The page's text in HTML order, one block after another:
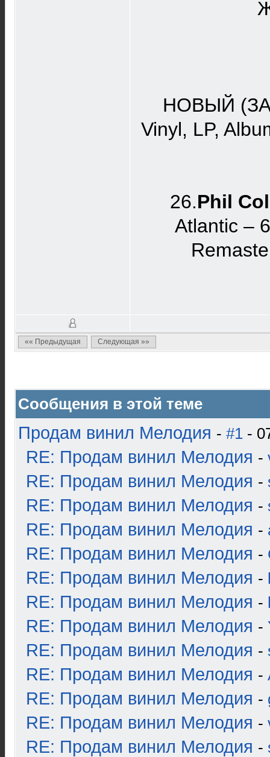
НОВЫЙ
Vinyl, LP,
26.Phil
Atlantic ‎–
«« Предыдущая Следующая »»
Сообщения в этой теме
Продам винил Мелодия - #1 -
RE: Продам винил Мелодия -
RE: Продам винил Мелодия -
RE: Продам винил Мелодия -
RE: Продам винил Мелодия -
RE: Продам винил Мелодия -
RE: Продам винил Мелодия -
RE: Продам винил Мелодия -
RE: Продам винил Мелодия -
RE: Продам винил Мелодия -
RE: Продам винил Мелодия -
RE: Продам винил Мелодия -
RE: Продам винил Мелодия -
RE: Продам винил Мелодия -